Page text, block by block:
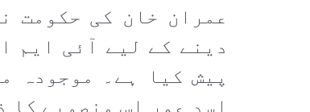
عمران خان کی حکومت
دینے کے لیے آئی ایم
پیش کیا ہے۔ موجودہ